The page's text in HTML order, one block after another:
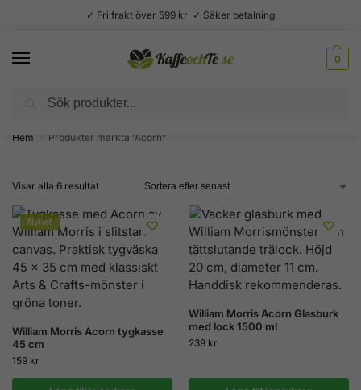
✓ Fri frakt över 599 kr ✓ Säker betalning
0
Välsmakande vardagslyx –
Hem Produkter märkta ”Acorn”
Visar alla 6 resultat
Nyhet
William Morris Acorn tygkasse
45 cm
159 kr
William Morris Acorn Glasburk
med lock 1500 ml
239 kr